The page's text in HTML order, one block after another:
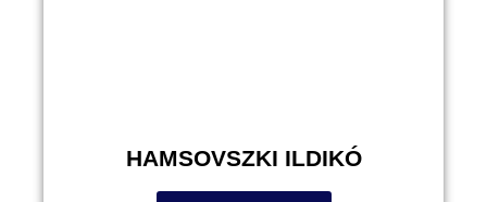
HAMSOVSZKI ILDIKÓ